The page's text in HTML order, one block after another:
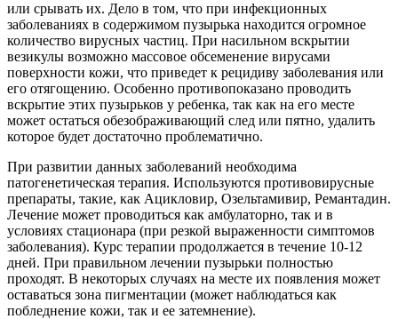
или срывать их. Дело в том, что при инфекционных
заболеваниях в содержимом пузырька находится огромное
количество вирусных частиц. При насильном вскрытии
везикулы возможно массовое обсеменение вирусами
поверхности кожи, что приведет к рецидиву заболевания или
его отягощению. Особенно противопоказано проводить
вскрытие этих пузырьков у ребенка, так как на его месте
может остаться обезображивающий след или пятно, удалить
которое будет достаточно проблематично.
При развитии данных заболеваний необходима
патогенетическая терапия. Используются противовирусные
препараты, такие, как Ацикловир, Озельтамивир, Ремантадин.
Лечение может проводиться как амбулаторно, так и в
условиях стационара (при резкой выраженности симптомов
заболевания). Курс терапии продолжается в течение 10-12
дней. При правильном лечении пузырьки полностью
проходят. В некоторых случаях на месте их появления может
оставаться зона пигментации (может наблюдаться как
побледнение кожи, так и ее затемнение).